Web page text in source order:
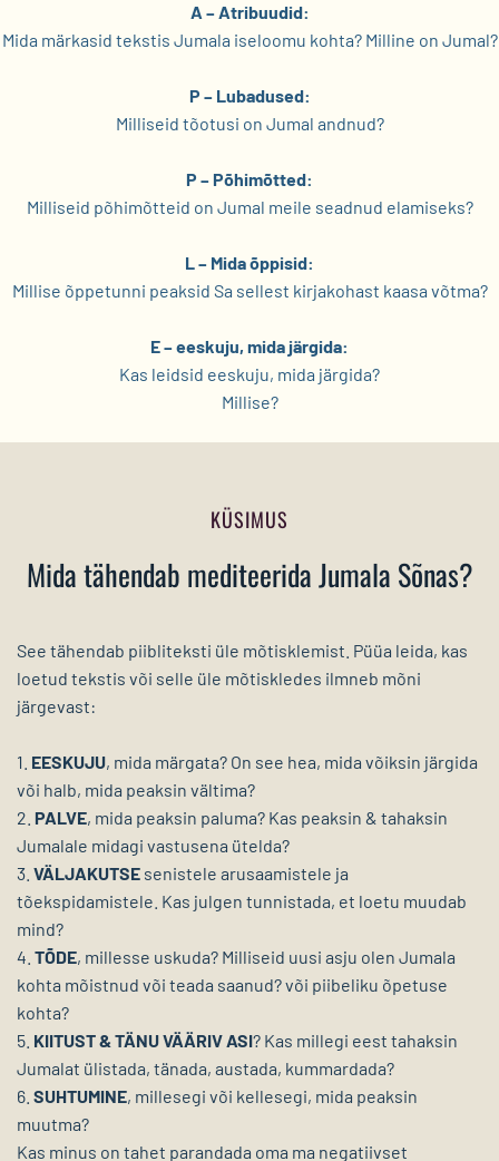
A – Atribuudid:
Mida märkasid tekstis Jumala iseloomu kohta? Milline on Jumal?
P – Lubadused:
Milliseid tõotusi on Jumal andnud?
P – Põhimõtted:
Milliseid põhimõtteid on Jumal meile seadnud elamiseks?
L – Mida õppisid:
Millise õppetunni peaksid Sa sellest kirjakohast kaasa võtma?
E – eeskuju, mida järgida:
Kas leidsid eeskuju, mida järgida?
Millise?
KÜSIMUS
Mida tähendab mediteerida Jumala Sõnas?
See tähendab piibliteksti üle mõtisklemist. Püüa leida, kas
loetud tekstis või selle üle mõtiskledes ilmneb mõni
järgevast:
1. EESKUJU, mida märgata? On see hea, mida võiksin järgida
või halb, mida peaksin vältima?
2. PALVE, mida peaksin paluma? Kas peaksin & tahaksin
Jumalale midagi vastusena ütelda?
3. VÄLJAKUTSE senistele arusaamistele ja
tõekspidamistele. Kas julgen tunnistada, et loetu muudab
mind?
4. TÕDE, millesse uskuda? Milliseid uusi asju olen Jumala
kohta mõistnud või teada saanud? või piibeliku õpetuse
kohta?
5. KIITUST & TÄNU VÄÄRIV ASI? Kas millegi eest tahaksin
Jumalat ülistada, tänada, austada, kummardada?
6. SUHTUMINE, millesegi või kellesegi, mida peaksin
muutma?
Kas minus on tahet parandada oma ma negatiivset